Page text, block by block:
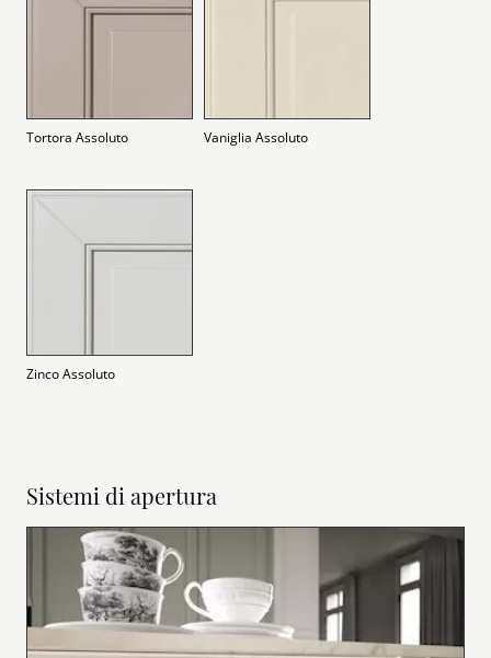
Tortora Assoluto Vaniglia Assoluto
Zinco Assoluto
Sistemi di apertura